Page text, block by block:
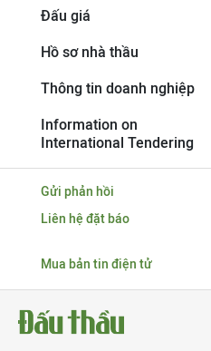
Đấu giá
Hồ sơ nhà thầu
Thông tin doanh nghiệp
Information on
International Tendering
Gửi phản hồi
Liên hệ đặt báo
Mua bản tin điện tử